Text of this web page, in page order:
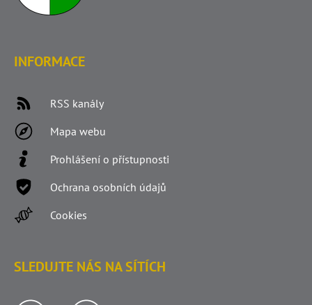
INFORMACE
RSS kanály
Mapa webu
Prohlášení o přístupnosti
Ochrana osobních údajů
Cookies
SLEDUJTE NÁS NA SÍTÍCH